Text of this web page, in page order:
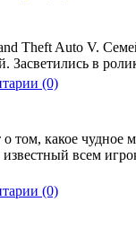
Theft Auto V.
Засветились в
(0)
какое чудное
всем
(0)